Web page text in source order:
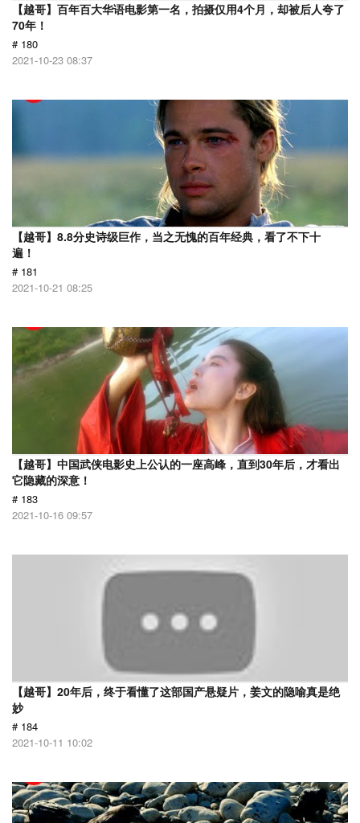
【越哥】百年百大华语电影第一名，拍摄仅用4个月，却被后人夸了
70年！
# 180
2021-10-23 08:37
【越哥】8.8分史诗级巨作，当之无愧的百年经典，看了不下十
遍！
# 181
2021-10-21 08:25
【越哥】中国武侠电影史上公认的一座高峰，直到30年后，才看出
它隐藏的深意！
# 183
2021-10-16 09:57
【越哥】20年后，终于看懂了这部国产悬疑片，姜文的隐喻真是绝
妙
# 184
2021-10-11 10:02